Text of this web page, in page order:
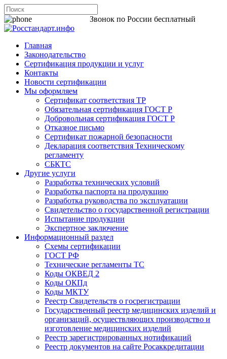
Звонок по России бесплатный
Главная
Законодательство
Сертификация продукции и услуг
Контакты
Новости сертификации
Мы оформляем
Сертификат соответствия ТР
Обязательная сертификация ГОСТ Р
Добровольная сертификация ГОСТ Р
Отказное письмо
Сертификат пожарной безопасности
Декларация соответствия Техническому
регламенту
СБКТС
Другие услуги
Разработка технических условий
Разработка паспорта на продукцию
Разработка руководства по эксплуатации
Свидетельство о государственной регистрации
Испытание продукции
Экспертное заключение
Информационный раздел
Схемы сертификации
ГОСТ РФ
Технические регламенты ТС
Коды ОКВЕД 2
Коды ОКПд
Коды МКТУ
Реестр Свидетельств о госрегистрации
Государственный реестр медицинских изделий и
организаций, осуществляющих производство и
изготовление медицинских изделий
Реестр зарегистрированных нотификаций
Реестр документов на сайте Росаккредитации